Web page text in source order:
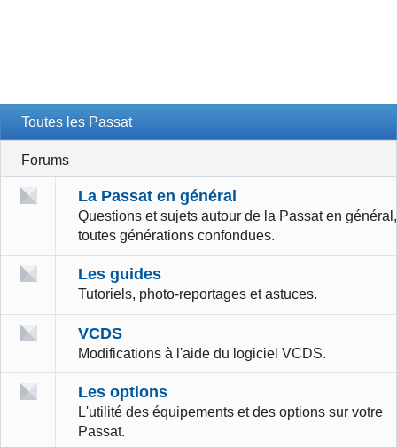
Toutes les Passat
Forums
La Passat en général
Questions et sujets autour de la Passat en général,
toutes générations confondues.
Les guides
Tutoriels, photo-reportages et astuces.
VCDS
Modifications à l'aide du logiciel VCDS.
Les options
L'utilité des équipements et des options sur votre
Passat.